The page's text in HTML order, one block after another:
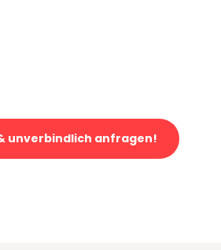
unverbindlich anfragen!